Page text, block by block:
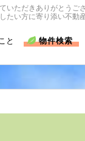
いただきありがとう
い方に寄り添い不動
と 物件検索